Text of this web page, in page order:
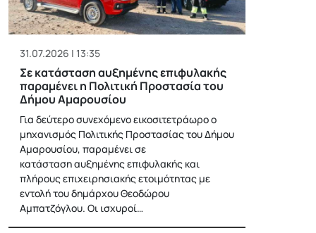
31.07.2026 | 13:35
Σε κατάσταση αυξημένης επιφυλακής
παραμένει η Πολιτική Προστασία του
Δήμου Αμαρουσίου
Για δεύτερο συνεχόμενο εικοσιτετράωρο ο
μηχανισμός Πολιτικής Προστασίας του Δήμου
Αμαρουσίου, παραμένει σε
κατάσταση αυξημένης επιφυλακής και
πλήρους επιχειρησιακής ετοιμότητας με
εντολή του δημάρχου Θεοδώρου
Αμπατζόγλου. Οι ισχυροί…